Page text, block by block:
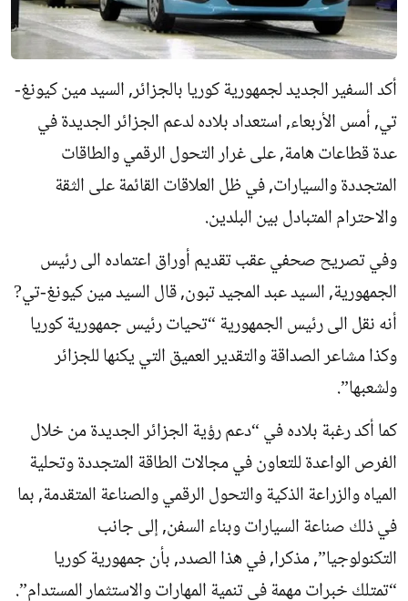
أكد السفير الجديد لجمهورية كوريا بالجزائر, السيد مين كيونغ-
تي, أمس الأربعاء, استعداد بلاده لدعم الجزائر الجديدة في
عدة قطاعات هامة, على غرار التحول الرقمي والطاقات
المتجددة والسيارات, في ظل العلاقات القائمة على الثقة
والاحترام المتبادل بين البلدين.
وفي تصريح صحفي عقب تقديم أوراق اعتماده الى رئيس
الجمهورية, السيد عبد المجيد تبون, قال السيد مين كيونغ-تي?
أنه نقل الى رئيس الجمهورية “تحيات رئيس جمهورية كوريا
وكذا مشاعر الصداقة والتقدير العميق التي يكنها للجزائر
ولشعبها”.
كما أكد رغبة بلاده في “دعم رؤية الجزائر الجديدة من خلال
الفرص الواعدة للتعاون في مجالات الطاقة المتجددة وتحلية
المياه والزراعة الذكية والتحول الرقمي والصناعة المتقدمة, بما
في ذلك صناعة السيارات وبناء السفن, إلى جانب
التكنولوجيا”, مذكرا, في هذا الصدد, بأن جمهورية كوريا
“تمتلك خبرات مهمة في تنمية المهارات والاستثمار المستدام”.